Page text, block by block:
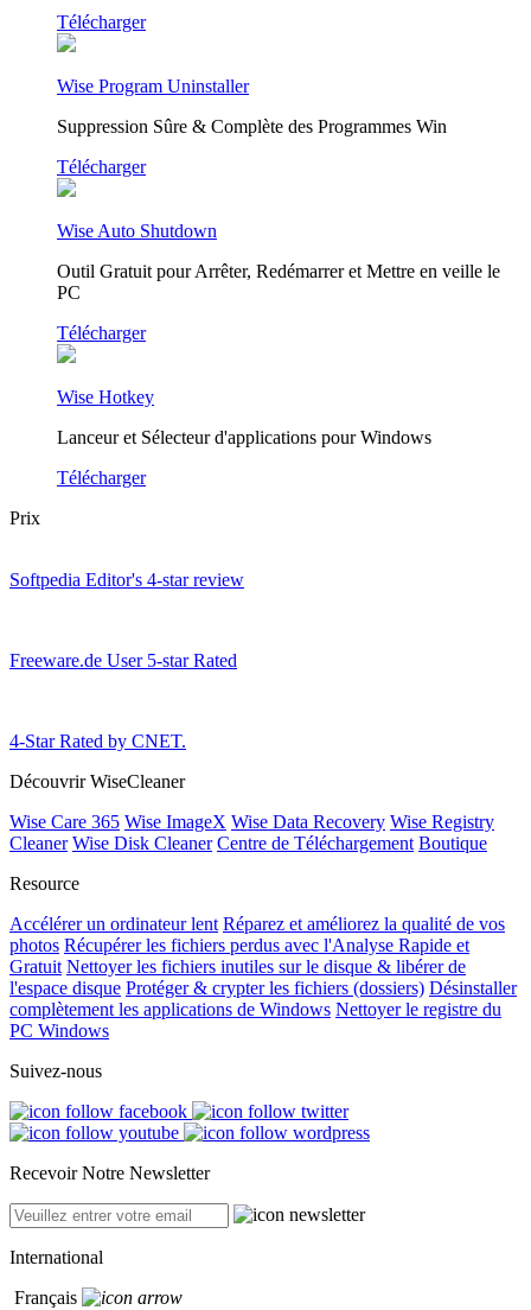
Télécharger
Wise Program Uninstaller
Suppression Sûre & Complète des Programmes Win
Télécharger
Wise Auto Shutdown
Outil Gratuit pour Arrêter, Redémarrer et Mettre en veille le
PC
Télécharger
Wise Hotkey
Lanceur et Sélecteur d'applications pour Windows
Télécharger
Prix
Softpedia Editor's 4-star review
Freeware.de User 5-star Rated
4-Star Rated by CNET.
Découvrir WiseCleaner
Wise Care 365 Wise ImageX Wise Data Recovery Wise Registry
Cleaner Wise Disk Cleaner Centre de Téléchargement Boutique
Resource
Accélérer un ordinateur lent Réparez et améliorez la qualité de vos
photos Récupérer les fichiers perdus avec l'Analyse Rapide et
Gratuit Nettoyer les fichiers inutiles sur le disque & libérer de
l'espace disque Protéger & crypter les fichiers (dossiers) Désinstaller
complètement les applications de Windows Nettoyer le registre du
PC Windows
Suivez-nous
Recevoir Notre Newsletter
International
Français